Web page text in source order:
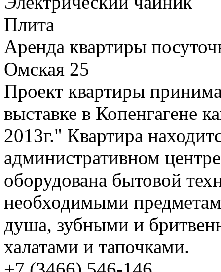
Плита
Аренда квартиры
Омская 25
Проект квартиры
выставке в Копенгагене
2013г." Квартира
административном
оборудована бытовой
необходимыми
душа, зубными и
халатами и тапочками.